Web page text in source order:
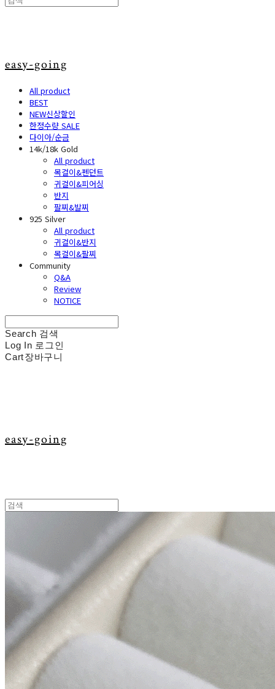
easy-going
All product
BEST
NEW신상할인
한정수량 SALE
다이아/순금
14k/18k Gold
All product
목걸이&펜던트
귀걸이&피어싱
반지
팔찌&발찌
925 Silver
All product
귀걸이&반지
목걸이&팔찌
Community
Q&A
Review
NOTICE
Search 검색
Log In 로그인
Cart장바구니
easy-going